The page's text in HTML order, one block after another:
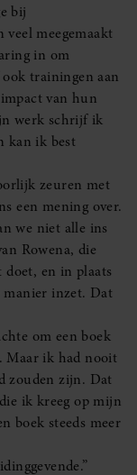
bij
meegemaakt
in om
trainingen aan
van hun
werk schrijf ik
kan ik best
zeuren met
een mening over.
we niet alle ins
Rowena, die
en in plaats
manier inzet. Dat
om een boek
Maar ik had nooit
zouden zijn. Dat
ik kreeg op mijn
boek steeds meer